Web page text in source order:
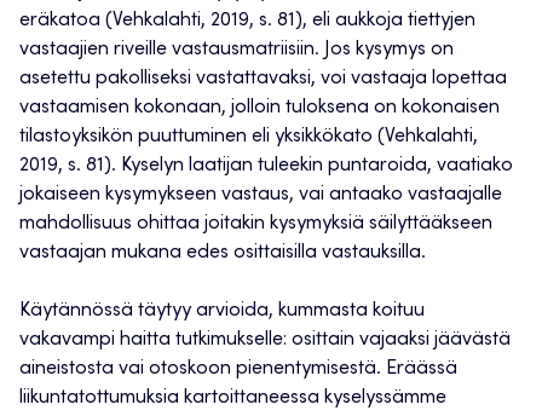
eräkatoa (Vehkalahti, 2019, s. 81), eli aukkoja tiettyjen
vastaajien riveille vastausmatriisiin. Jos kysymys on
asetettu pakolliseksi vastattavaksi, voi vastaaja lopettaa
vastaamisen kokonaan, jolloin tuloksena on kokonaisen
tilastoyksikön puuttuminen eli yksikkökato (Vehkalahti,
2019, s. 81). Kyselyn laatijan tuleekin puntaroida, vaatiako
jokaiseen kysymykseen vastaus, vai antaako vastaajalle
mahdollisuus ohittaa joitakin kysymyksiä säilyttääkseen
vastaajan mukana edes osittaisilla vastauksilla.
Käytännössä täytyy arvioida, kummasta koituu
vakavampi haitta tutkimukselle: osittain vajaaksi jäävästä
aineistosta vai otoskoon pienentymisestä. Eräässä
liikuntatottumuksia kartoittaneessa kyselyssämme